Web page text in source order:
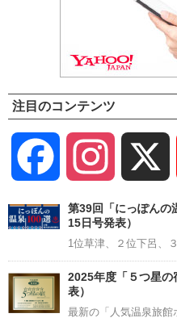
注目のコンテンツ
Facebook Instagram
第39回「にっぽんの
15日号発表）
1位草津、２位下呂、
2025年度「５つ星
表）
最新の「人気温泉旅館